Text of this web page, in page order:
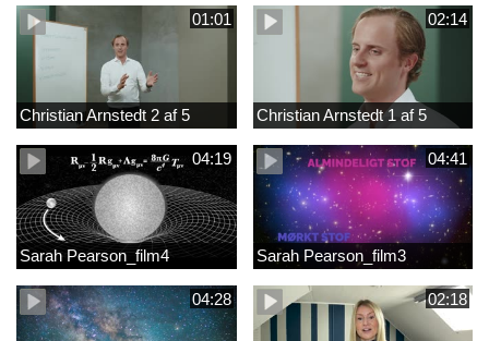
01:01
Christian Arnstedt 2 af 5
02:14
Christian Arnstedt 1 af 5
04:19
Sarah Pearson_film4
04:41
Sarah Pearson_film3
04:28 02:18